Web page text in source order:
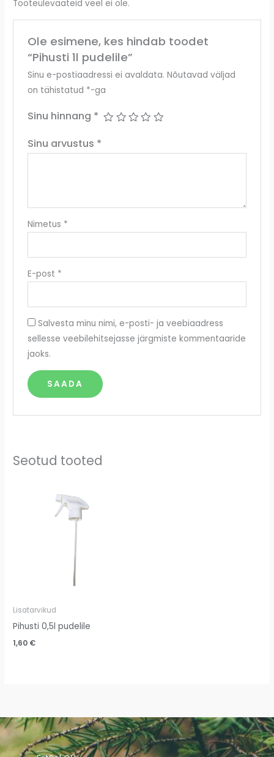
Tooteülevaateid veel ei ole.
Ole esimene, kes hindab toodet
“Pihusti 1l pudelile”
Sinu e-postiaadressi ei avaldata. Nõutavad väljad
on tähistatud *-ga
Sinu hinnang *
Sinu arvustus *
Nimetus *
E-post *
Salvesta minu nimi, e-posti- ja veebiaadress
sellesse veebilehitsejasse järgmiste kommentaaride
jaoks.
Seotud tooted
Lisatarvikud
Pihusti 0,5l pudelile
1,60 €